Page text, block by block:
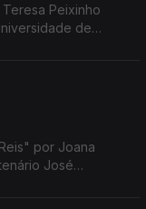
Peixinho
de
por Joana
José